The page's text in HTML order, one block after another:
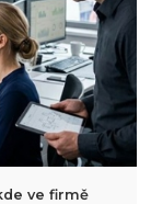
ve firmě